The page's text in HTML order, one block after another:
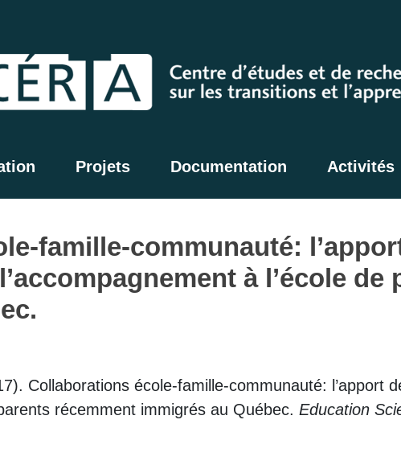
Projets Documentation Activités
famille-communauté:
à l’école de
Collaborations école-famille-communauté: l’apport
récemment immigrés au Québec. Education